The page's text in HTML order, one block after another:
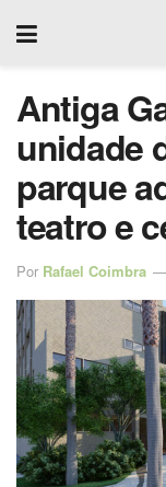
Antiga
unidade
parque
teatro e
Por Rafael Coimbra